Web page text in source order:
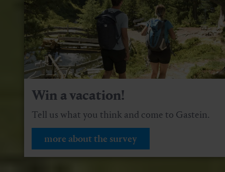
Win a vacation!
Tell us what you think and come to Gastein.
more about the survey